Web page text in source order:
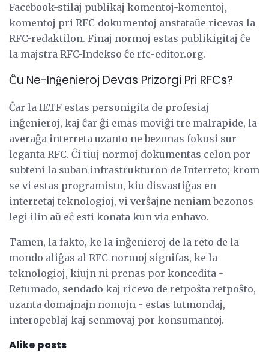
Facebook-stilaj publikaj komentoj-komentoj,
komentoj pri RFC-dokumentoj anstataŭe ricevas la
RFC-redaktilon. Finaj normoj estas publikigitaj ĉe
la majstra RFC-Indekso ĉe rfc-editor.org.
Ĉu Ne-Inĝenieroj Devas Prizorgi Pri RFCs?
Ĉar la IETF estas personigita de profesiaj
inĝenieroj, kaj ĉar ĝi emas moviĝi tre malrapide, la
averaĝa interreta uzanto ne bezonas fokusi sur
leganta RFC. Ĉi tiuj normoj dokumentas celon por
subteni la suban infrastrukturon de Interreto; krom
se vi estas programisto, kiu disvastiĝas en
interretaj teknologioj, vi verŝajne neniam bezonos
legi ilin aŭ eĉ esti konata kun via enhavo.
Tamen, la fakto, ke la inĝenieroj de la reto de la
mondo aliĝas al RFC-normoj signifas, ke la
teknologioj, kiujn ni prenas por koncedita -
Retumado, sendado kaj ricevo de retpoŝta retpoŝto,
uzanta domajnajn nomojn - estas tutmondaj,
interopeblaj kaj senmovaj por konsumantoj.
Alike posts